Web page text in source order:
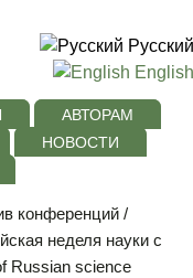
Русский
English
АВТОРАМ
НОВОСТИ
конференций /
неделя науки с
Russian science